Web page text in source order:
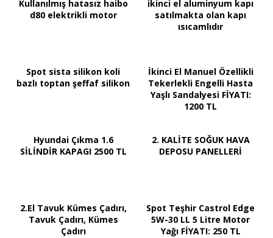
Kullanılmış hatasız haibo
d80 elektrikli motor
ikinci el aluminyum kapı
satılmakta olan kapı
ısıcamlıdır
Spot sista silikon koli
bazlı toptan şeffaf silikon
İkinci El Manuel Özellikli
Tekerlekli Engelli Hasta
Yaşlı Sandalyesi FİYATI:
1200 TL
Hyundai Çıkma 1.6
SİLİNDİR KAPAGI 2500 TL
2. KALİTE SOĞUK HAVA
DEPOSU PANELLERİ
2.El Tavuk Kümes Çadırı,
Tavuk Çadırı, Kümes
Çadırı
Spot Teşhir Castrol Edge
5W-30 LL 5 Litre Motor
Yağı FİYATI: 250 TL